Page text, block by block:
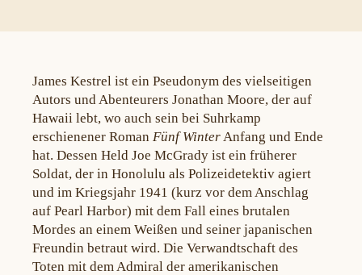
James Kestrel ist ein Pseudonym des vielseitigen
Autors und Abenteurers Jonathan Moore, der auf
Hawaii lebt, wo auch sein bei Suhrkamp
erschienener Roman Fünf WinterAnfang und Ende
hat. Dessen Held Joe McGrady ist ein früherer
Soldat, der in Honolulu als Polizeidetektiv agiert
und im Kriegsjahr 1941 (kurz vor dem Anschlag
auf Pearl Harbor) mit dem Fall eines brutalen
Mordes an einem Weißen und seiner japanischen
Freundin betraut wird. Die Verwandtschaft des
Toten mit dem Admiral der amerikanischen